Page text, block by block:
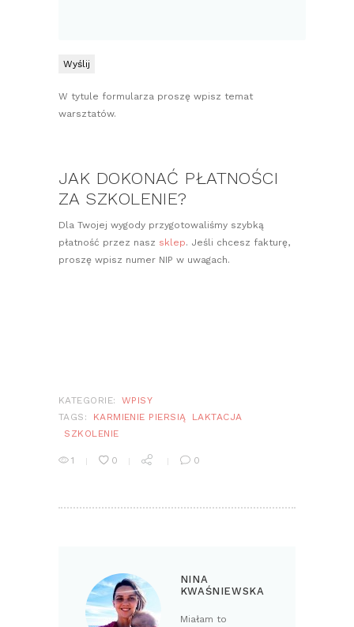
W tytule formularza proszę wpisz temat
warsztatów.
JAK DOKONAĆ PŁATNOŚCI
ZA SZKOLENIE?
Dla Twojej wygody przygotowaliśmy szybką
płatność przez nasz sklep. Jeśli chcesz fakturę,
proszę wpisz numer NIP w uwagach.
KATEGORIE:
WPISY
TAGS:
KARMIENIE PIERSIĄ
LAKTACJA
SZKOLENIE
1 0 0
NINA
KWAŚNIEWSKA
Miałam to